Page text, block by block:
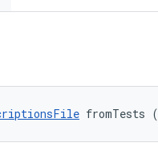
fromTests